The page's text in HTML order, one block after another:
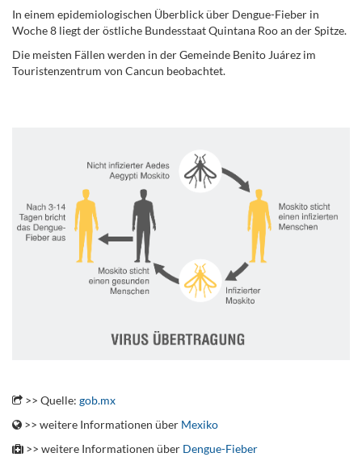
In einem epidemiologischen Überblick über Dengue-Fieber in
Woche 8 liegt der östliche Bundesstaat Quintana Roo an der Spitze.
Die meisten Fällen werden in der Gemeinde Benito Juárez im
Touristenzentrum von Cancun beobachtet.
>> Quelle: gob.mx
>> weitere Informationen über Mexiko
>> weitere Informationen über Dengue-Fieber